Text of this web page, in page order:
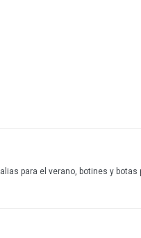
para el verano, botines y botas